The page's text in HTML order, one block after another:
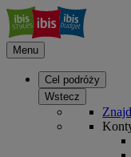
Menu
Cel podróży
Wstecz